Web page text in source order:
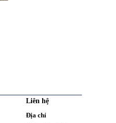
Liên hệ
Địa chỉ